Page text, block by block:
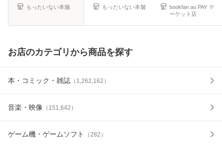
もったいない本舗 もったいない本舗
bookfan au PAY マ
ーケット店
お店のカテゴリから商品を探す
本・コミック・雑誌 （ 1,262,162 ）
音楽・映像 （ 151,642 ）
ゲーム機・ゲームソフト （282 ）